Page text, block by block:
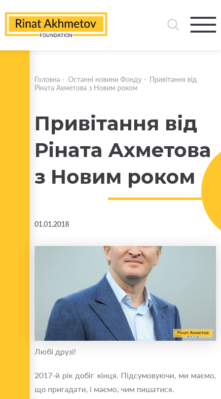
Головна - Останні новини Фонду - Привітання від
Ріната Ахметова з Новим роком
Привітання від
Ріната Ахметова
з Новим роком
01.01.2018
Любі друзі!
2017-й рік добіг кінця. Підсумовуючи, ми маємо,
що пригадати, і маємо, чим пишатися.